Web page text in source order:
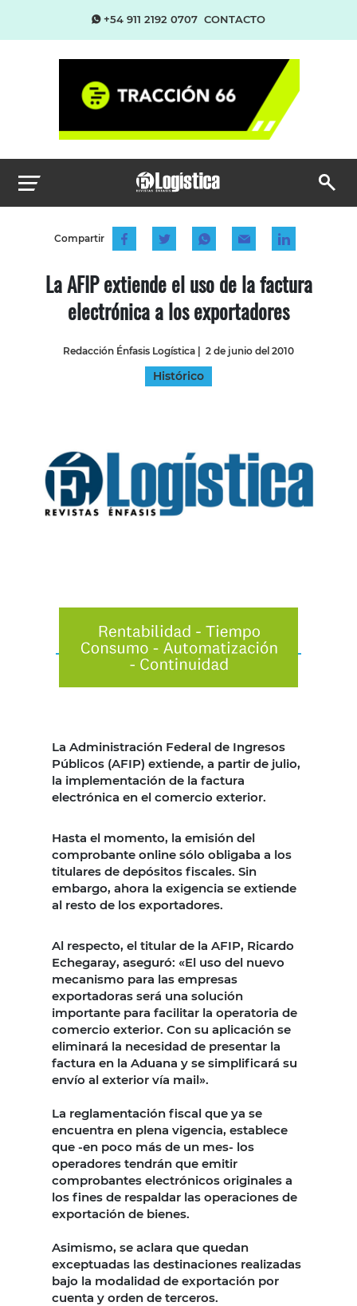
+54 911 2192 0707 CONTACTO
Compartir
La AFIP extiende el uso de la factura
electrónica a los exportadores
Redacción Énfasis Logística | 2 de junio del 2010
Histórico
La Administración Federal de Ingresos
Públicos (AFIP) extiende, a partir de julio,
la implementación de la factura
electrónica en el comercio exterior.
Hasta el momento, la emisión del
comprobante online sólo obligaba a los
titulares de depósitos fiscales. Sin
embargo, ahora la exigencia se extiende
al resto de los exportadores.
Al respecto, el titular de la AFIP, Ricardo
Echegaray, aseguró: «El uso del nuevo
mecanismo para las empresas
exportadoras será una solución
importante para facilitar la operatoria de
comercio exterior. Con su aplicación se
eliminará la necesidad de presentar la
factura en la Aduana y se simplificará su
envío al exterior vía mail».
La reglamentación fiscal que ya se
encuentra en plena vigencia, establece
que -en poco más de un mes- los
operadores tendrán que emitir
comprobantes electrónicos originales a
los fines de respaldar las operaciones de
exportación de bienes.
Asimismo, se aclara que quedan
exceptuadas las destinaciones realizadas
bajo la modalidad de exportación por
cuenta y orden de terceros.